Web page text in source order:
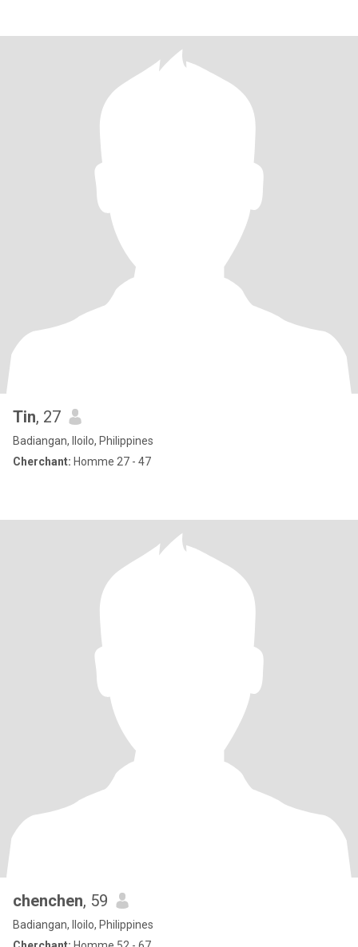
Tin, 27
Badiangan, Iloilo, Philippines
Cherchant: Homme 27 - 47
chenchen, 59
Badiangan, Iloilo, Philippines